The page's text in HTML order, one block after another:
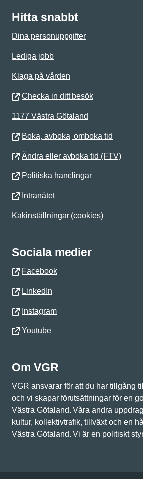
Hitta snabbt
Dina personuppgifter
Lediga jobb
Klaga på vården
Checka in ditt besök
1177 Västra Götaland
Boka, avboka, omboka tid
Ändra eller avboka tid (FTV)
Politiska handlingar
Intranätet
Kakinställningar (cookies)
Sociala medier
Facebook
LinkedIn
Instagram
Youtube
Om VGR
VGR ansvarar för att du har tillgång
och vi skapar förutsättningar för en
Västra Götaland. Våra andra
kultur, kollektivtrafik, tillväxt och en
Västra Götaland. Vi är en politiskt